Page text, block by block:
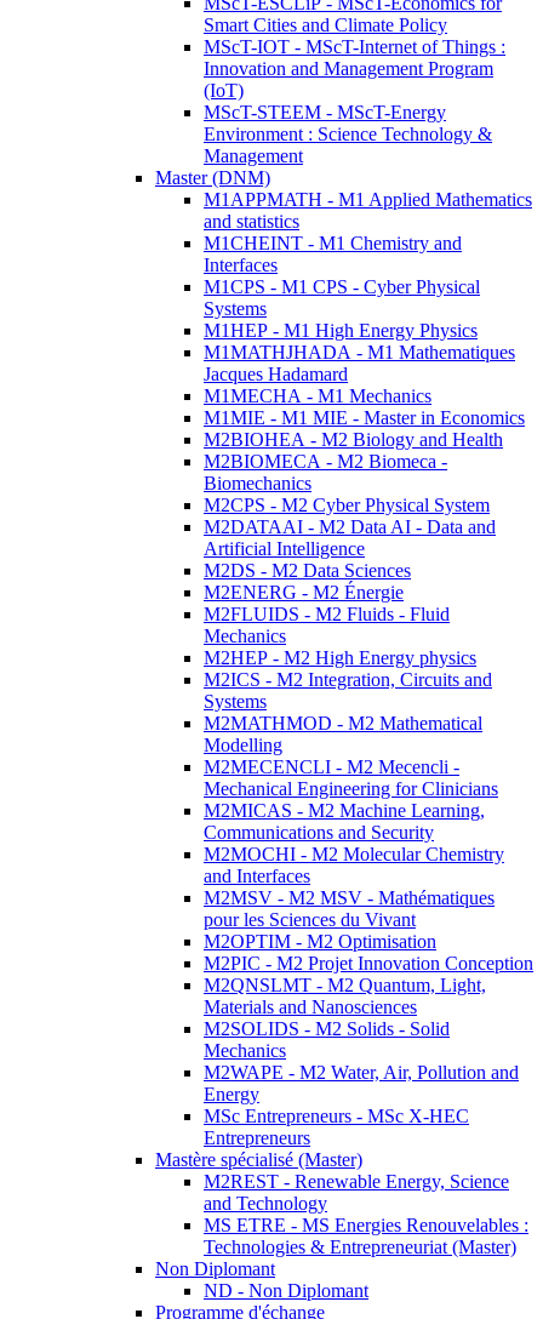
Smart Cities and Climate Policy
MScT-IOT - MScT-Internet of Things :
Innovation and Management Program
(IoT)
MScT-STEEM - MScT-Energy
Environment : Science Technology &
Management
Master (DNM)
M1APPMATH - M1 Applied Mathematics
and statistics
M1CHEINT - M1 Chemistry and
Interfaces
M1CPS - M1 CPS - Cyber Physical
Systems
M1HEP - M1 High Energy Physics
M1MATHJHADA - M1 Mathematiques
Jacques Hadamard
M1MECHA - M1 Mechanics
M1MIE - M1 MIE - Master in Economics
M2BIOHEA - M2 Biology and Health
M2BIOMECA - M2 Biomeca -
Biomechanics
M2CPS - M2 Cyber Physical System
M2DATAAI - M2 Data AI - Data and
Artificial Intelligence
M2DS - M2 Data Sciences
M2ENERG - M2 Énergie
M2FLUIDS - M2 Fluids - Fluid
Mechanics
M2HEP - M2 High Energy physics
M2ICS - M2 Integration, Circuits and
Systems
M2MATHMOD - M2 Mathematical
Modelling
M2MECENCLI - M2 Mecencli -
Mechanical Engineering for Clinicians
M2MICAS - M2 Machine Learning,
Communications and Security
M2MOCHI - M2 Molecular Chemistry
and Interfaces
M2MSV - M2 MSV - Mathématiques
pour les Sciences du Vivant
M2OPTIM - M2 Optimisation
M2PIC - M2 Projet Innovation Conception
M2QNSLMT - M2 Quantum, Light,
Materials and Nanosciences
M2SOLIDS - M2 Solids - Solid
Mechanics
M2WAPE - M2 Water, Air, Pollution and
Energy
MSc Entrepreneurs - MSc X-HEC
Entrepreneurs
Mastère spécialisé (Master)
M2REST - Renewable Energy, Science
and Technology
MS ETRE - MS Energies Renouvelables :
Technologies & Entrepreneuriat (Master)
Non Diplomant
ND - Non Diplomant
Programme d'échange